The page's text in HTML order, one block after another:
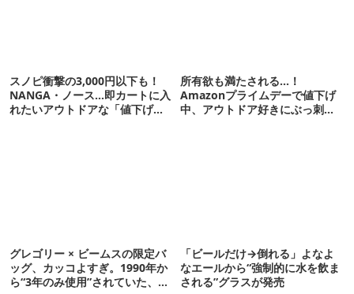
スノピ衝撃の3,000円以下も！
NANGA・ノース…即カートに入
れたいアウトドアな「値下げ夏
所有欲も満たされる…！
Amazonプライムデーで値下げ
中、アウトドア好きにぶっ刺さ
グレゴリー × ビームスの限定バ
ッグ、カッコよすぎ。1990年か
ら“3年のみ使用”されていた、紫
「ビールだけ→倒れる」よなよ
なエールから“強制的に水を飲ま
される”グラスが発売